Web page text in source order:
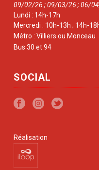
09/02/26 ; 09/03/26 ; 06/
Lundi : 14h-17h
Mercredi : 10h-13h ; 14h-
Métro : Villiers ou Monceau
Bus 30 et 94
SOCIAL
Réalisation